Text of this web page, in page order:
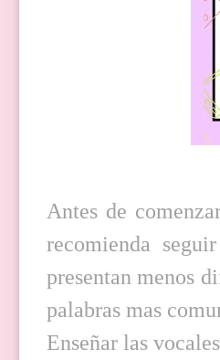
Antes de
recomienda
presentan menos
palabras mas
Enseñar las